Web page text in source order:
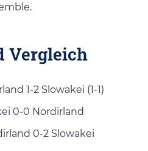
Vergleich
1-2 Slowakei (1-1)
0-0 Nordirland
0-2 Slowakei